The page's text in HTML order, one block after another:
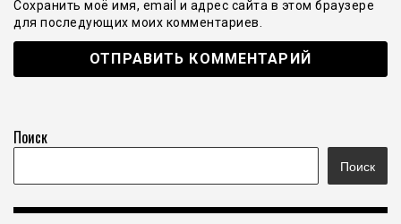
Сохранить моё имя, email и адрес сайта в этом браузере
для последующих моих комментариев.
Поиск
Поиск